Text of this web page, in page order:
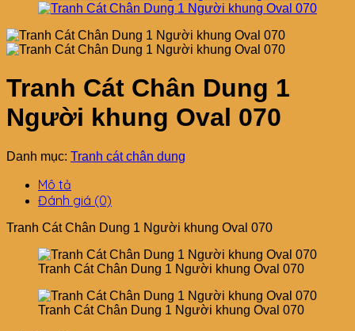
Tranh Cát Chân Dung 1
Người khung Oval 070
Danh mục: Tranh cát chân dung
Mô tả
Đánh giá (0)
Tranh Cát Chân Dung 1 Người khung Oval 070
Tranh Cát Chân Dung 1 Người khung Oval 070
Tranh Cát Chân Dung 1 Người khung Oval 070